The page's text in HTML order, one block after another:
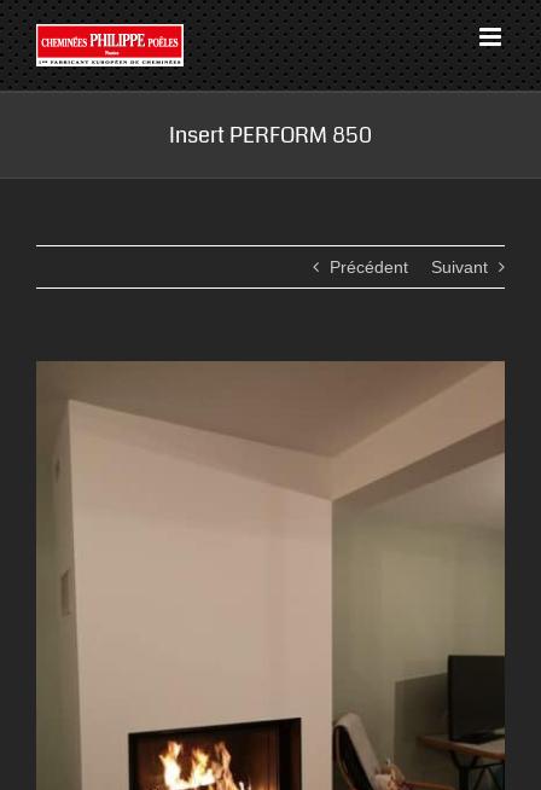
Passer
au
contenu
Insert PERFORM 850
Précédent Suivant
Larger